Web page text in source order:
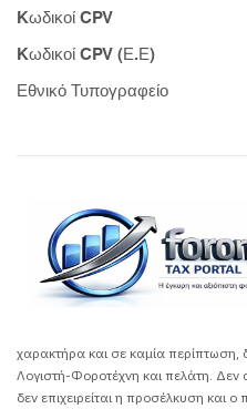
Kωδικοί CPV
Kωδικοί CPV (Ε.Ε)
Εθνικό Τυπογραφείο
χαρακτήρα και σε καμία περίπτωση,
Λογιστή-Φοροτέχνη και πελάτη. Δεν
δεν επιχειρείται η προσέλκυση και